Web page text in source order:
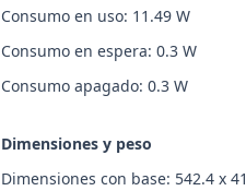
Consumo en uso: 11.49 W
Consumo en espera: 0.3 W
Consumo apagado: 0.3 W
Dimensiones y peso
Dimensiones con base: 542.4 x